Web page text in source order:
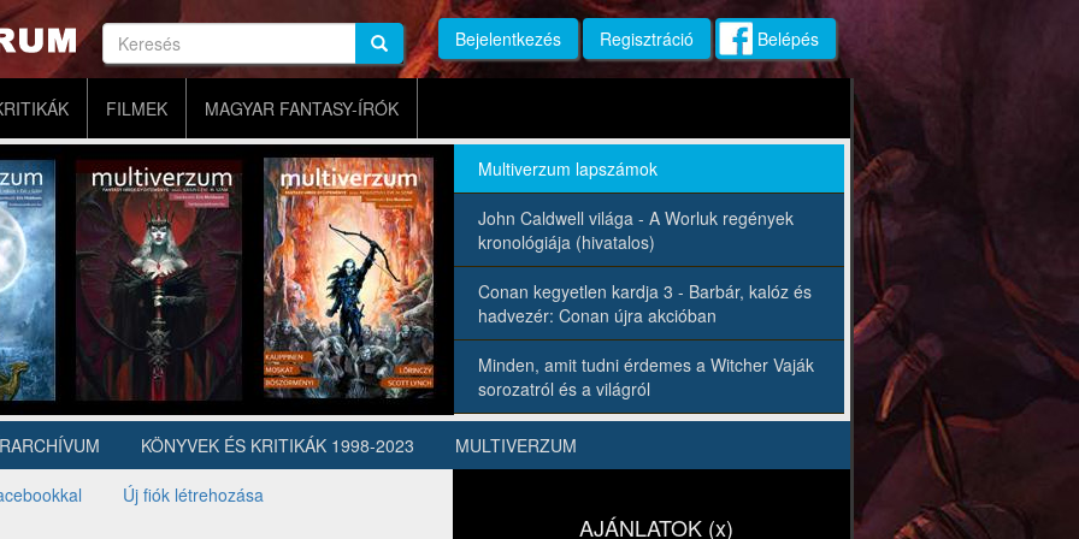
Keresés
Keresés Keresés Bejelentkezés Regisztráció Belépés
FILMEK MAGYAR FANTASY-ÍRÓK
Multiverzum lapszámok
John Caldwell világa - A Worluk regények
kronológiája (hivatalos)
Conan kegyetlen kardja 3 - Barbár, kalóz és
hadvezér: Conan újra akcióban
Minden, amit tudni érdemes a Witcher Vaják
sorozatról és a világról
KÖNYVEK ÉS KRITIKÁK 1998-2023 MULTIVERZUM
Új fiók létrehozása
AJÁNLATOK (x)